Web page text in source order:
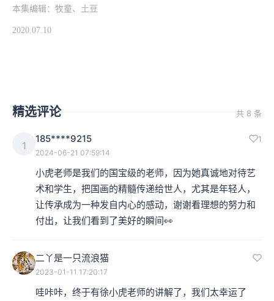
本集编辑：牧童、土豆
2020.07.10
精选评论 共 8 条
1
185****9215 1
2024-06-21 07:59:14
小虎老师是我们的国宝级的老师，因为她真诚地对待艺
术和学生，把国画的精髓传递给世人，尤其是年轻人，
让传承成为一种发自内心的感动，谢谢看理想的努力和
付出，让我们看到了美好的瞬间👀
二丫是一只流浪猫
2023-01-11 17:20:17
哇咔咔，终于有徐小虎老师的讲解了，我们太幸运了